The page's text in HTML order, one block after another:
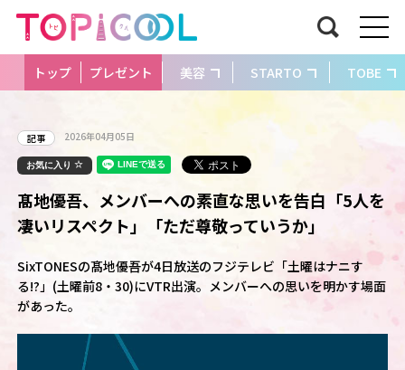
トップ プレゼント 美容 STARTO TOBE
記事 2026年04月05日
お気に入り
髙地優吾、メンバーへの素直な思いを告白「5人を
凄いリスペクト」「ただ尊敬っていうか」
SixTONESの髙地優吾が4日放送のフジテレビ「土曜はナニす
る!?」(土曜前8・30)にVTR出演。メンバーへの思いを明かす場面
があった。